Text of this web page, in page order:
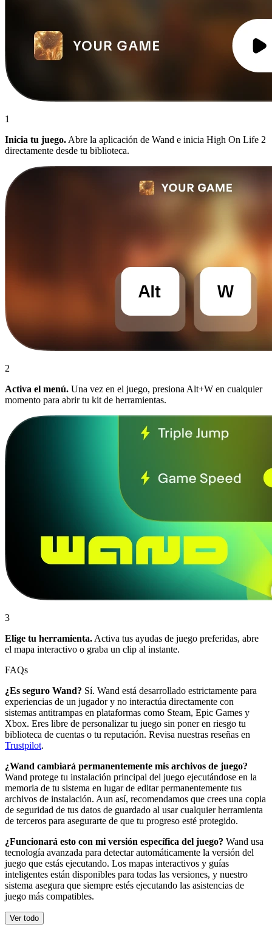
1
Inicia tu juego. Abre la aplicación de Wand e inicia High On Life 2
directamente desde tu biblioteca.
2
Activa el menú. Una vez en el juego, presiona Alt+W en cualquier
momento para abrir tu kit de herramientas.
3
Elige tu herramienta. Activa tus ayudas de juego preferidas, abre
el mapa interactivo o graba un clip al instante.
FAQs
¿Es seguro Wand? Sí. Wand está desarrollado estrictamente para
experiencias de un jugador y no interactúa directamente con
sistemas antitrampas en plataformas como Steam, Epic Games y
Xbox. Eres libre de personalizar tu juego sin poner en riesgo tu
biblioteca de cuentas o tu reputación. Revisa nuestras reseñas en
Trustpilot.
¿Wand cambiará permanentemente mis archivos de juego?
Wand protege tu instalación principal del juego ejecutándose en la
memoria de tu sistema en lugar de editar permanentemente tus
archivos de instalación. Aun así, recomendamos que crees una copia
de seguridad de tus datos de guardado al usar cualquier herramienta
de terceros para asegurarte de que tu progreso esté protegido.
¿Funcionará esto con mi versión específica del juego? Wand usa
tecnología avanzada para detectar automáticamente la versión del
juego que estás ejecutando. Los mapas interactivos y guías
inteligentes están disponibles para todas las versiones, y nuestro
sistema asegura que siempre estés ejecutando las asistencias de
juego más compatibles.
Ver todo